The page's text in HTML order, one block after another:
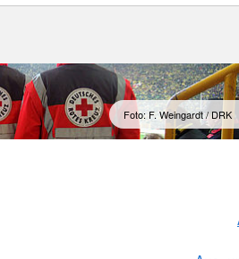
Foto: F. Weingardt / DRK